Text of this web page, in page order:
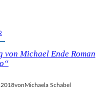
Michael Ende Roman
2018von Michaela Schabel